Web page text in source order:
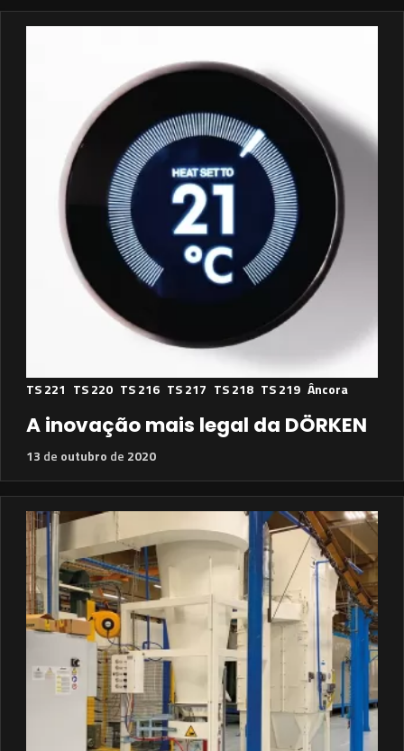
TS 221 TS 220 TS 216 TS 217 TS 218 TS 219 Âncora
A inovação mais legal da DÖRKEN
13 de outubro de 2020